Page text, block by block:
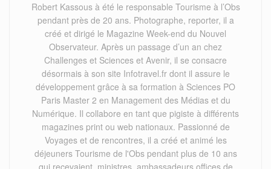
Robert Kassous à été le responsable Tourisme à l’Obs
pendant près de 20 ans. Photographe, reporter, il a
créé et dirigé le Magazine Week-end du Nouvel
Observateur. Après un passage d’un an chez
Challenges et Sciences et Avenir, il se consacre
désormais à son site Infotravel.fr dont il assure le
développement grâce à sa formation à Sciences PO
Paris Master 2 en Management des Médias et du
Numérique. Il collabore en tant que pigiste à différents
magazines print ou web nationaux. Passionné de
Voyages et de rencontres, il a créé et animé les
déjeuners Tourisme de l'Obs pendant plus de 10 ans